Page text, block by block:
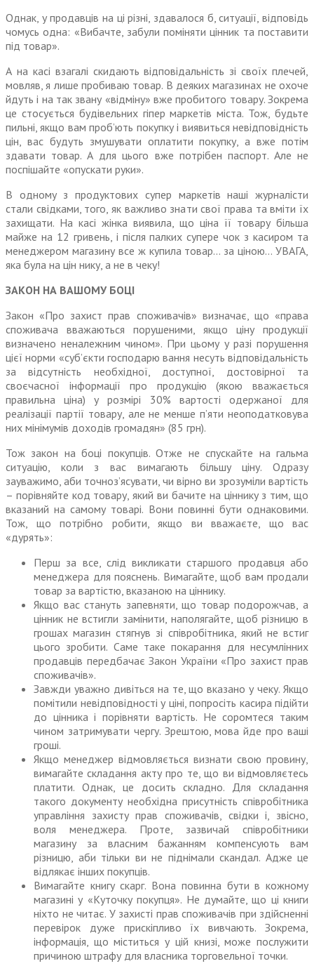
Однак, у продавців на ці різні, здавалося б, ситуації, відповідь
чомусь одна: «Вибачте, забули поміняти цінник та поставити
під товар».
А на касі взагалі скидають відповідальність зі своїх плечей,
мовляв, я лише пробиваю товар. В деяких магазинах не охоче
йдуть і на так звану «відміну» вже пробитого товару. Зокрема
це стосується будівельних гіпер маркетів міста. Тож, будьте
пильні, якщо вам проб’ють покупку і виявиться невідповідність
цін, вас будуть змушувати оплатити покупку, а вже потім
здавати товар. А для цього вже потрібен паспорт. Але не
поспішайте «опускати руки».
В одному з продуктових супер маркетів наші журналісти
стали свідками, того, як важливо знати свої права та вміти їх
захищати. На касі жінка виявила, що ціна її товару більша
майже на 12 гривень, і після палких супере чок з касиром та
менеджером магазину все ж купила товар… за ціною… УВАГА,
яка була на цін нику, а не в чеку!
ЗАКОН НА ВАШОМУ БОЦІ
Закон «Про захист прав споживачів» визначає, що «права
споживача вважаються порушеними, якщо ціну продукції
визначено неналежним чином». При цьому у разі порушення
цієї норми «суб’єкти господарю вання несуть відповідальність
за відсутність необхідної, доступної, достовірної та
своєчасної інформації про продукцію (якою вважається
правильна ціна) у розмірі 30% вартості одержаної для
реалізації партії товару, але не менше п’яти неоподатковува
них мінімумів доходів громадян» (85 грн).
Тож закон на боці покупців. Отже не спускайте на гальма
ситуацію, коли з вас вимагають більшу ціну. Одразу
зауважимо, аби точноз’ясувати, чи вірно ви зрозуміли вартість
– порівняйте код товару, який ви бачите на ціннику з тим, що
вказаний на самому товарі. Вони повинні бути однаковими.
Тож, що потрібно робити, якщо ви вважаєте, що вас
«дурять»:
Перш за все, слід викликати старшого продавця або
менеджера для пояснень. Вимагайте, щоб вам продали
товар за вартістю, вказаною на ціннику.
Якщо вас стануть запевняти, що товар подорожчав, а
цінник не встигли замінити, наполягайте, щоб різницю в
грошах магазин стягнув зі співробітника, який не встиг
цього зробити. Саме таке покарання для несумлінних
продавців передбачає Закон України «Про захист прав
споживачів».
Завжди уважно дивіться на те, що вказано у чеку. Якщо
помітили невідповідності у ціні, попросіть касира підійти
до цінника і порівняти вартість. Не соромтеся таким
чином затримувати чергу. Зрештою, мова йде про ваші
гроші.
Якщо менеджер відмовляється визнати свою провину,
вимагайте складання акту про те, що ви відмовляєтесь
платити. Однак, це досить складно. Для складання
такого документу необхідна присутність співробітника
управління захисту прав споживачів, свідки і, звісно,
воля менеджера. Проте, зазвичай співробітники
магазину за власним бажанням компенсують вам
різницю, аби тільки ви не піднімали скандал. Адже це
відлякає інших покупців.
Вимагайте книгу скарг. Вона повинна бути в кожному
магазині у «Куточку покупця». Не думайте, що ці книги
ніхто не читає. У захисті прав споживачів при здійсненні
перевірок дуже прискіпливо їх вивчають. Зокрема,
інформація, що міститься у цій книзі, може послужити
причиною штрафу для власника торговельної точки.